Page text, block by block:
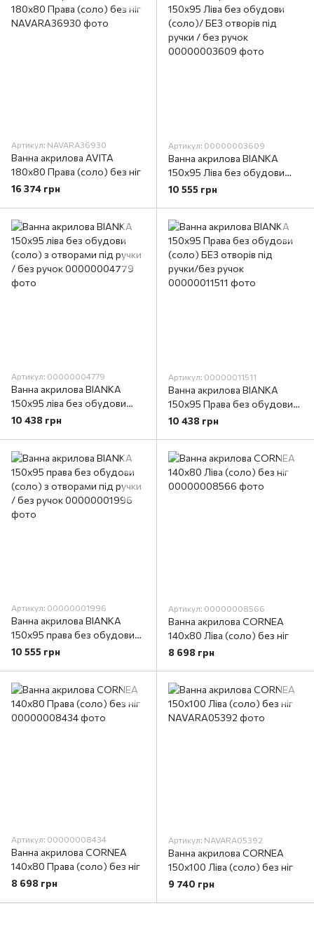
Артикул: NAVARA36930
Ванна акрилова AVITA
180х80 Права (соло) без ніг
16 374 грн
Артикул: 00000003609
Ванна акрилова BIANKA
150х95 Ліва без обудови
(соло)/ БЕЗ отворів під
10 555 грн
Артикул: 00000004779
Ванна акрилова BIANKA
150х95 ліва без обудови
(соло) з отворами під ручки
10 438 грн
Артикул: 00000011511
Ванна акрилова BIANKA
150х95 Права без обудови
(соло) БЕЗ отворів під
10 438 грн
Артикул: 00000001996
Ванна акрилова BIANKA
150х95 права без обудови
(соло) з отворами під ручки
10 555 грн
Артикул: 00000008566
Ванна акрилова CORNEA
140х80 Ліва (соло) без ніг
8 698 грн
Артикул: 00000008434
Ванна акрилова CORNEA
140х80 Права (соло) без ніг
8 698 грн
Артикул: NAVARA05392
Ванна акрилова CORNEA
150х100 Ліва (соло) без ніг
9 740 грн